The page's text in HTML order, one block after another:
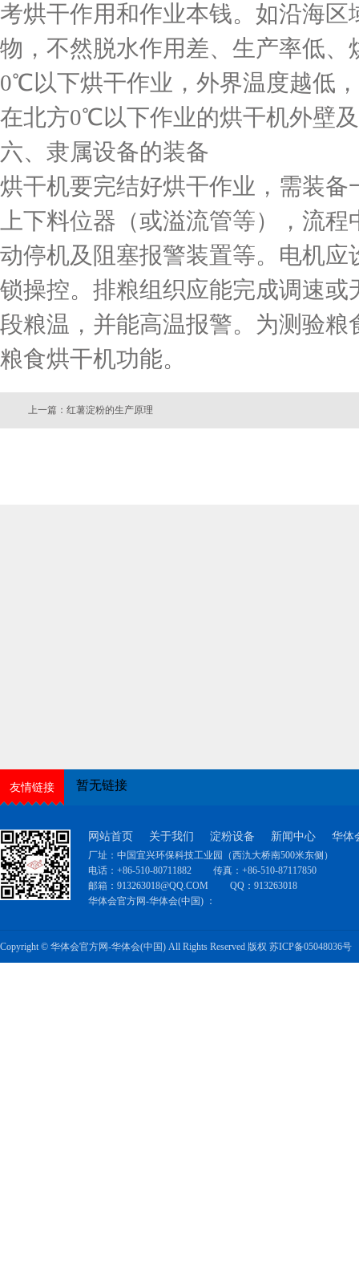
考烘干作用和作业本钱。如沿海
物，不然脱水作用差、生产率低
0℃以下烘干作业，外界温度越低
在北方0℃以下作业的烘干机外壁
六、隶属设备的装备
烘干机要完结好烘干作业，需装
上下料位器（或溢流管等），流
动停机及阻塞报警装置等。电机
锁操控。排粮组织应能完成调速
段粮温，并能高温报警。为测验
粮食烘干机功能。
上一篇：红薯淀粉的生产原理
友情链接 暂无链接
网站首页 关于我们 淀粉设备 新闻中心 华体
厂址：中国宜兴环保科技工业园（西氿大桥南500米东侧）
电话：+86-510-80711882
传真：+86-510-87117850
邮箱： 913263018@QQ.COM QQ： 913263018
华体会官方网-华体会(中国) ：
Copyright © 华体会官方网-华体会(中国) All Rights Reserved 版权 苏ICP备05048036号